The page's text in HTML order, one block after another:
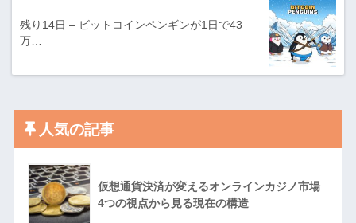
残り14日 – ビットコインペンギンが1日で43
万…
人気の記事
仮想通貨決済が変えるオンラインカジノ市場
4つの視点から見る現在の構造